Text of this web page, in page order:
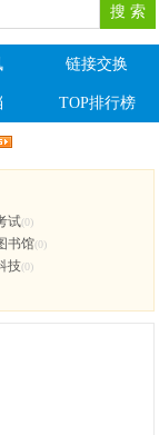
链接交换
TOP排行榜
试(0)
书馆(0)
技(0)